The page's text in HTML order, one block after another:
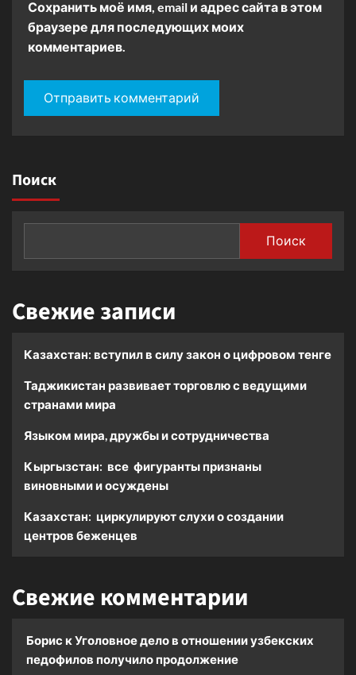
Сохранить моё имя, email и адрес сайта в этом
браузере для последующих моих
комментариев.
Поиск
Поиск
Свежие записи
Казахстан: вступил в силу закон о цифровом тенге
Таджикистан развивает торговлю с ведущими
странами мира
Языком мира, дружбы и сотрудничества
Кыргызстан: все фигуранты признаны
виновными и осуждены
Казахстан: циркулируют слухи о создании
центров беженцев
Свежие комментарии
Борис кУголовное дело в отношении узбекских
педофилов получило продолжение